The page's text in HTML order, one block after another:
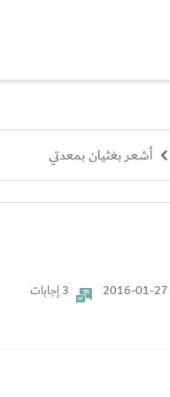
أشعر بغثيان بمعدتي
3 إجابات